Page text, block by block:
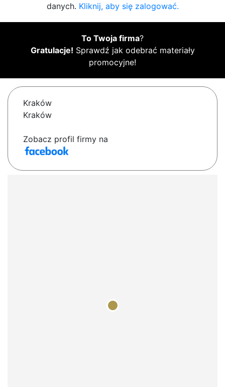
danych. Kliknij, aby się zalogować.
To Twoja firma?
Gratulacje! Sprawdź jak odebrać materiały
promocyjne!
Kraków
Kraków
Zobacz profil firmy na